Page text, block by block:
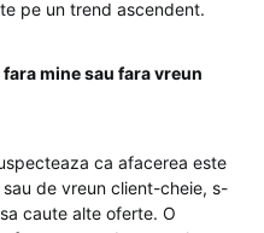
pe un trend ascendent.
mine sau fara vreun
ca afacerea este
de vreun client-cheie, s-
caute alte oferte. O